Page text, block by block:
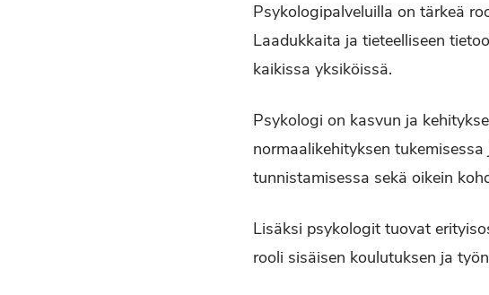
Psykologipalveluilla on tärkeä
Laadukkaita ja tieteelliseen
kaikissa yksiköissä.
Psykologi on kasvun ja
normaalikehityksen
tunnistamisessa sekä oikein
Lisäksi psykologit tuovat
rooli sisäisen koulutuksen ja